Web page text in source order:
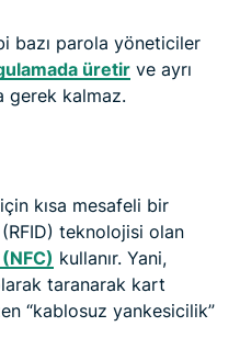
bazı parola yöneticiler
üretir ve ayrı
gerek kalmaz.
kısa mesafeli bir
(RFID) teknolojisi olan
kullanır. Yani,
taranarak kart
“kablosuz yankesicilik”